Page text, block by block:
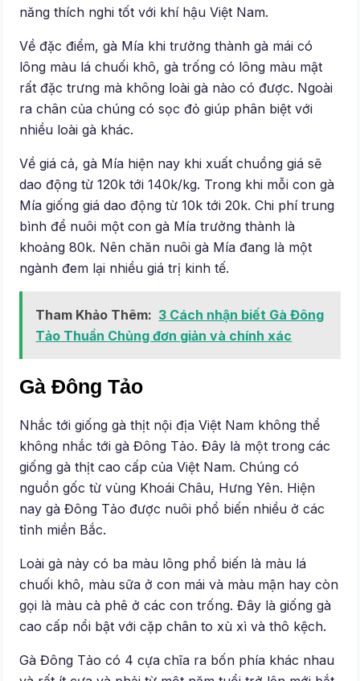
năng thích nghi tốt với khí hậu Việt Nam.
Về đặc điểm, gà Mía khi trưởng thành gà mái có
lông màu lá chuối khô, gà trống có lông màu mật
rất đặc trưng mà không loài gà nào có được. Ngoài
ra chân của chúng có sọc đỏ giúp phân biệt với
nhiều loài gà khác.
Về giá cả, gà Mía hiện nay khi xuất chuồng giá sẽ
dao động từ 120k tới 140k/kg. Trong khi mỗi con gà
Mía giống giá dao động từ 10k tới 20k. Chi phí trung
bình để nuôi một con gà Mía trưởng thành là
khoảng 80k. Nên chăn nuôi gà Mía đang là một
ngành đem lại nhiều giá trị kinh tế.
Tham Khảo Thêm: 3 Cách nhận biết Gà Đông
Tảo Thuần Chủng đơn giản và chính xác
Gà Đông Tảo
Nhắc tới giống gà thịt nội địa Việt Nam không thể
không nhắc tới gà Đông Tảo. Đây là một trong các
giống gà thịt cao cấp của Việt Nam. Chúng có
nguồn gốc từ vùng Khoái Châu, Hưng Yên. Hiện
nay gà Đông Tảo được nuôi phổ biến nhiều ở các
tỉnh miền Bắc.
Loài gà này có ba màu lông phổ biến là màu lá
chuối khô, màu sữa ở con mái và màu mận hay còn
gọi là màu cà phê ở các con trống. Đây là giống gà
cao cấp nổi bật với cặp chân to xù xì và thô kệch.
Gà Đông Tảo có 4 cựa chĩa ra bốn phía khác nhau